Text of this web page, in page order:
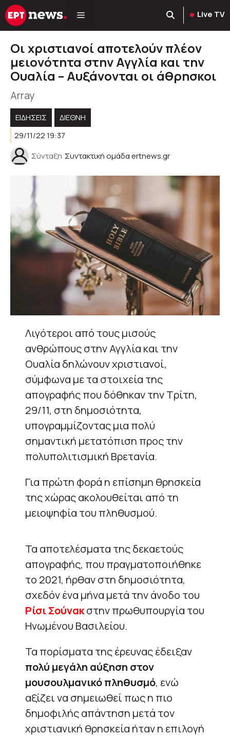
Μετάβαση
σε
Live TV
Οι χριστιανοί αποτελούν πλέον
μειονότητα στην Αγγλία και την
Ουαλία – Αυξάνονται οι άθρησκοι
Array
ΕΙΔΗΣΕΙΣ
ΔΙΕΘΝΗ
29/11/22 19:37
Σύνταξη Συντακτική ομάδα ertnews.gr
Λιγότεροι από τους μισούς
ανθρώπους στην Αγγλία και την
Ουαλία δηλώνουν χριστιανοί,
σύμφωνα με τα στοιχεία της
απογραφής που δόθηκαν την Τρίτη,
29/11, στη δημοσιότητα,
υπογραμμίζοντας μια πολύ
σημαντική μετατόπιση προς την
πολυπολιτισμική Βρετανία.
Για πρώτη φορά η επίσημη θρησκεία
της χώρας ακολουθείται από τη
μειοψηφία του πληθυσμού.
Τα αποτελέσματα της δεκαετούς
απογραφής, που πραγματοποιήθηκε
το 2021, ήρθαν στη δημοσιότητα,
σχεδόν ένα μήνα μετά την άνοδο του
Ρίσι Σούνακστην πρωθυπουργία του
Ηνωμένου Βασιλείου.
Τα πορίσματα της έρευνας έδειξαν
πολύ μεγάλη αύξηση στον
μουσουλμανικό πληθυσμό, ενώ
αξίζει να σημειωθεί πως η πιο
δημοφιλής απάντηση μετά τον
χριστιανική θρησκεία ήταν η επιλογή